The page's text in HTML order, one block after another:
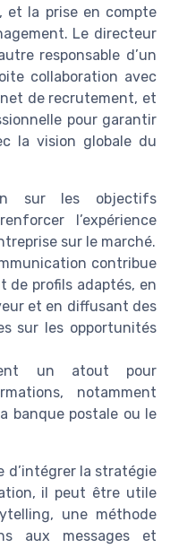
et la prise en compte
Le directeur
responsable d’un
collaboration avec
de recrutement, et
pour garantir
la vision globale du
sur les objectifs
l’expérience
sur le marché.
contribue
de profils adaptés, en
et en diffusant des
sur les opportunités
un atout pour
notamment
banque postale ou le
d’intégrer la stratégie
il peut être utile
une méthode
aux messages et